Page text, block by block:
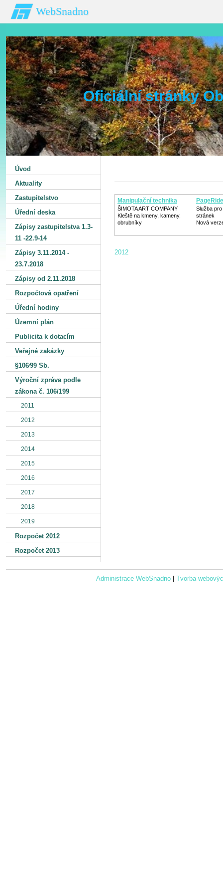
WebSnadno
Oficiální stránky
Manipulační technika
ŠIMOTA ART COMPANY
Kleště na kmeny, kameny,
obrubníky
Služba
stránek
Nová
2012
Úvod
Aktuality
Zastupitelstvo
Úřední deska
Zápisy zastupitelstva 1.3-
11 -22.9-14
Zápisy 3.11.2014 -
23.7.2018
Zápisy od 2.11.2018
Rozpočtová opatření
Úřední hodiny
Územní plán
Publicita k dotacím
Veřejné zakázky
§106⁄99 Sb.
Výroční zpráva podle
zákona č. 106/199
2011
2012
2013
2014
2015
2016
2017
2018
2019
Rozpočet 2012
Rozpočet 2013
Administrace WebSnadno Tvorba